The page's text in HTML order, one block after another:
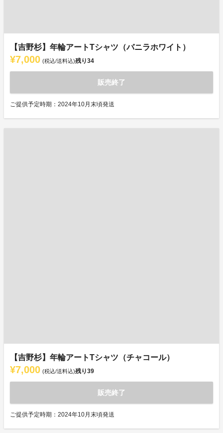
【吉野杉】年輪アートTシャツ（バニラホワイト）
¥7,000 (税込/送料込)残り34
販売終了
ご提供予定時期：2024年10月末頃発送
【吉野杉】年輪アートTシャツ（チャコール）
¥7,000 (税込/送料込)残り39
販売終了
ご提供予定時期：2024年10月末頃発送